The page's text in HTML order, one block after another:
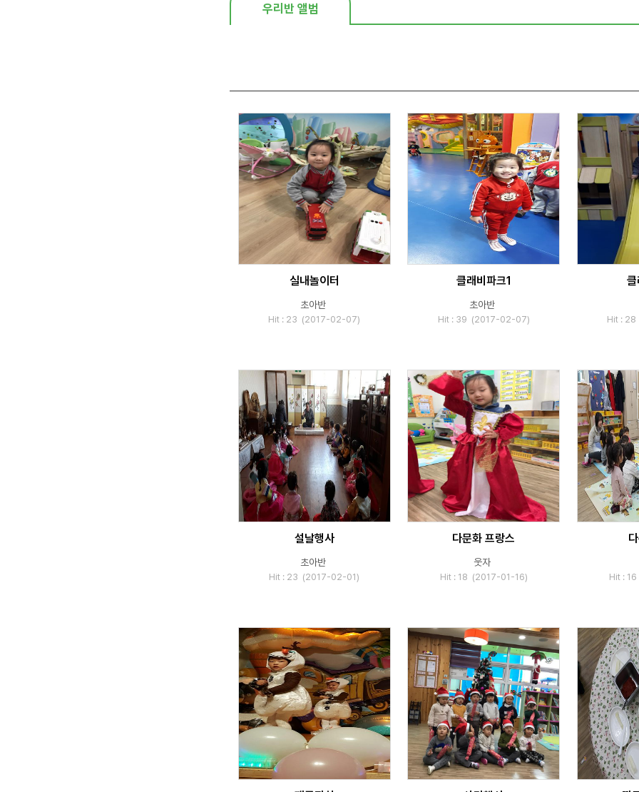
우리반 앨범
실내놀이터
초아반
Hit : 23 (2017-02-07)
클래비파크1
초아반
Hit : 39 (2017-02-07)
클
Hit :
설날행사
초아반
Hit : 23 (2017-02-01)
다문화 프랑스
웃자
Hit : 18 (2017-01-16) Hit :